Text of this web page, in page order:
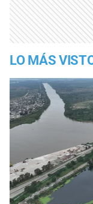
LO MÁS